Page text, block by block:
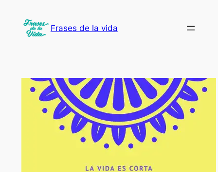
contenido
Frases de la vida